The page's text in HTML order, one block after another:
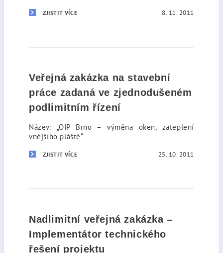
ZJISTIT VÍCE 8. 11. 2011
Veřejná zakázka na stavební
práce zadaná ve zjednodušeném
podlimitním řízení
Název: „OIP Brno – výměna oken, zateplení
vnějšího pláště“
ZJISTIT VÍCE 25. 10. 2011
Nadlimitní veřejná zakázka –
Implementátor technického
řešení projektu